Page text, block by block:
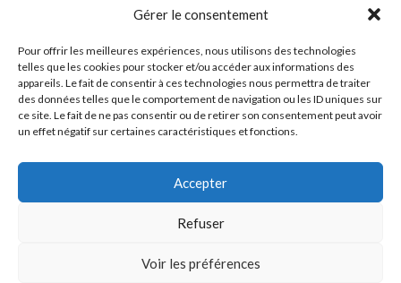
Gérer le consentement
Pour offrir les meilleures expériences, nous utilisons des technologies
telles que les cookies pour stocker et/ou accéder aux informations des
appareils. Le fait de consentir à ces technologies nous permettra de traiter
des données telles que le comportement de navigation ou les ID uniques sur
ce site. Le fait de ne pas consentir ou de retirer son consentement peut avoir
un effet négatif sur certaines caractéristiques et fonctions.
Accepter
Refuser
Voir les préférences